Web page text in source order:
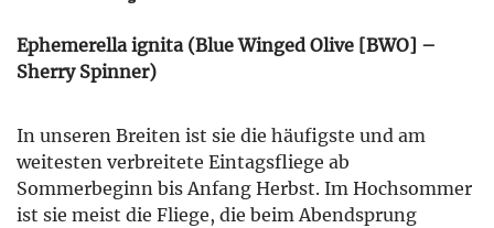
Ephemerella ignita (Blue Winged Olive [BWO] –
Sherry Spinner)
In unseren Breiten ist sie die häufigste und am
weitesten verbreitete Eintagsfliege ab
Sommerbeginn bis Anfang Herbst. Im Hochsommer
ist sie meist die Fliege, die beim Abendsprung